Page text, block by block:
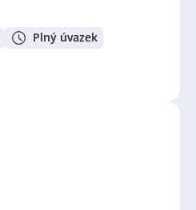
Plný úvazek